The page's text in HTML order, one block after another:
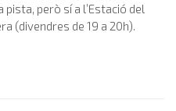
però sí a l’Estació del
(divendres de 19 a 20h).